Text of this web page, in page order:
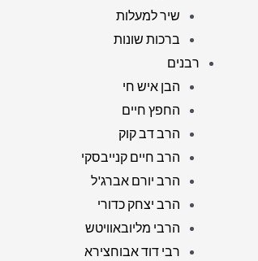
שיר למעלות
ברכות שונות
רבנים
הבן איש חי
החפץ חיים
הרב דב קוק
הרב חיים קנייבסקי
הרב יורם אברג'ל
הרב יצחק כדורי
הרבי מליובאוויטש
רבי דוד אבוחצירא